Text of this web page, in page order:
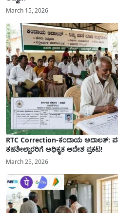
March 15, 2026
RTC Correction-ಕಂದಾಯ ಅದಾಲತ್:
ತಹಶೀಲ್ದಾರರಿಗೆ ಅಧಿಕೃತ ಆದೇಶ ಪ್ರಕಟ!
March 25, 2026